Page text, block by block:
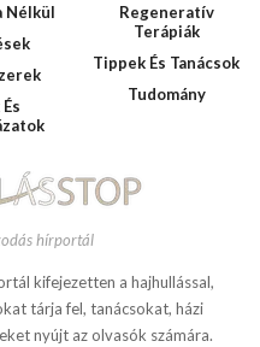
Nélkül
Regeneratív
Terápiák
Tippek És Tanácsok
Tudomány
hírportál
kifejezetten a hajhullással,
tárja fel, tanácsokat, házi
nyújt az olvasók számára.